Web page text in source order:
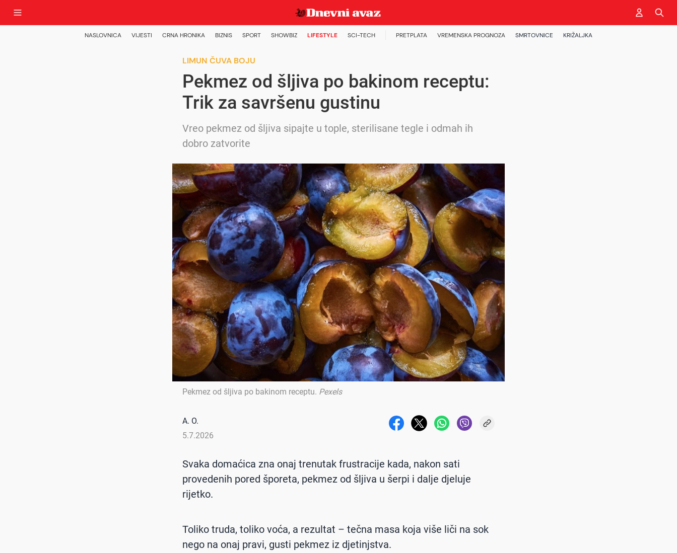
NASLOVNICA VIJESTI CRNA HRONIKA BIZNIS SPORT SHOWBIZ LIFESTYLE SCI-TECH PRETPLATA VREMENSKA PROGNOZA SMRTOVNICE KRIŽALJKA
LIMUN ČUVA BOJU
Pekmez od šljiva po bakinom receptu:
Trik za savršenu gustinu
Vreo pekmez od šljiva sipajte u tople, sterilisane tegle i odmah ih
dobro zatvorite
Pekmez od šljiva po bakinom receptu. Pexels
A. O.
5.7.2026
Svaka domaćica zna onaj trenutak frustracije kada, nakon sati
provedenih pored šporeta, pekmez od šljiva u šerpi i dalje djeluje
rijetko.
Toliko truda, toliko voća, a rezultat – tečna masa koja više liči na sok
nego na onaj pravi, gusti pekmez iz djetinjstva.